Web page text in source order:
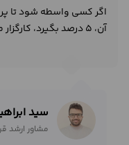
اگر کسی واسطه شود تا
آن، 5 درصد بگیرد، کارگزار محسوب می‌شود؟
سید
مشاور ارشد